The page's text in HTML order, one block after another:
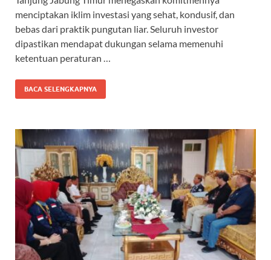
b
o
o
s
A
p
gr
a
m
a
ds
menciptakan iklim investasi yang sehat, kondusif, dan
bebas dari praktik pungutan liar. Seluruh investor
dipastikan mendapat dukungan selama memenuhi
ketentuan peraturan …
BACA SELENGKAPNYA